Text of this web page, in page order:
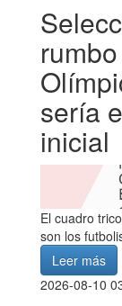
sería
inicial
El cuadro
son los
Leer más
2026-08-10